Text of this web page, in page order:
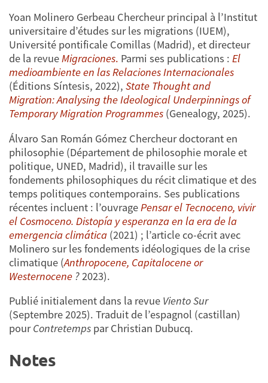
Yoan Molinero Gerbeau Chercheur principal à l’Institut
universitaire d’études sur les migrations (IUEM),
Université pontificale Comillas (Madrid), et directeur
de la revueMigraciones. Parmi ses publications : El
medioambiente en las Relaciones Internacionales
(Éditions Síntesis, 2022), State Thought and
Migration: Analysing the Ideological Underpinnings of
Temporary Migration Programmes (Genealogy, 2025).
Álvaro San Román Gómez Chercheur doctorant en
philosophie (Département de philosophie morale et
politique, UNED, Madrid), il travaille sur les
fondements philosophiques du récit climatique et des
temps politiques contemporains. Ses publications
récentes incluent : l’ouvragePensar el Tecnoceno, vivir
el Cosmoceno. Distopía y esperanza en la era de la
emergencia climática (2021) ; l’article co-écrit avec
Molinero sur les fondements idéologiques de la crise
climatique (Anthropocene, Capitalocene or
Westernocene ?2023).
Publié initialement dans la revue Viento Sur
(Septembre 2025). Traduit de l’espagnol (castillan)
pourContretemps par Christian Dubucq.
Notes